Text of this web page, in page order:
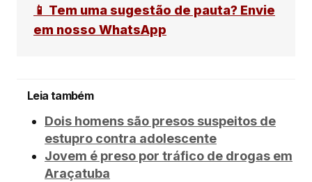
📱 Tem uma sugestão de pauta? Envie
em nosso WhatsApp
Leia também
Dois homens são presos suspeitos de
estupro contra adolescente
Jovem é preso por tráfico de drogas em
Araçatuba